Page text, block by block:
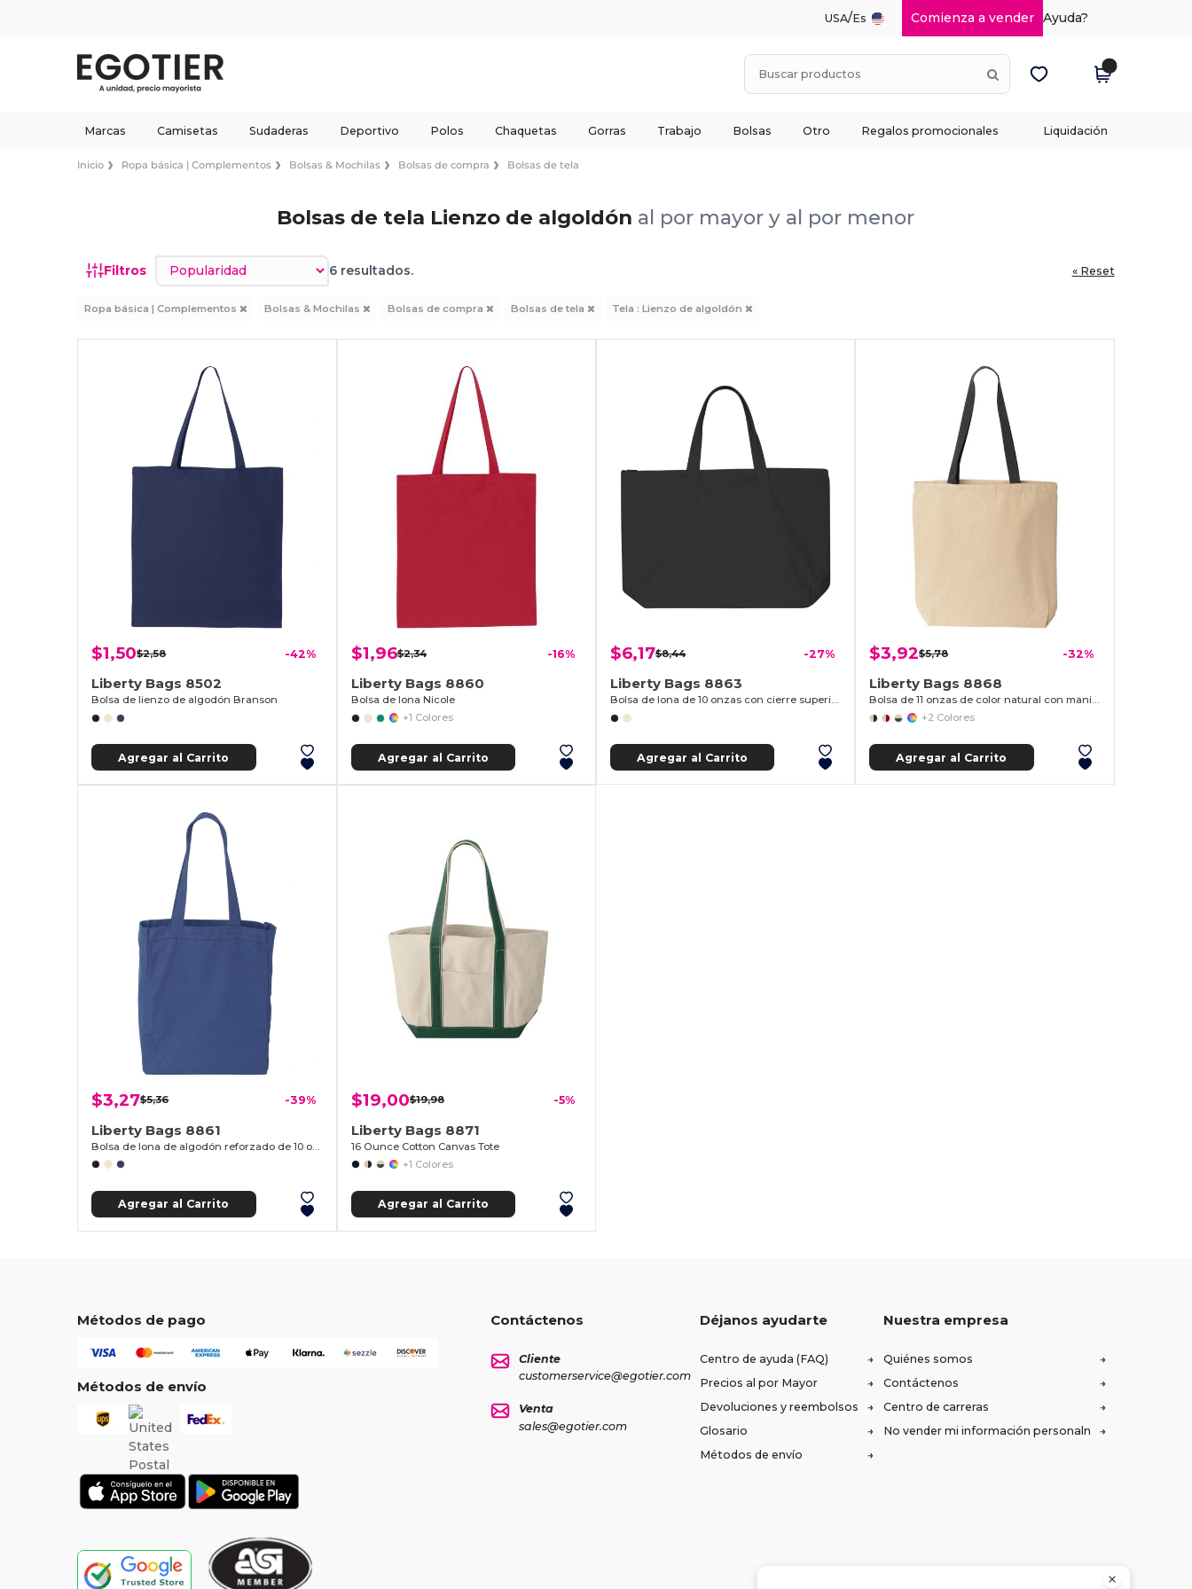
USA/Es Comienza a vender Ayuda?
Marcas Camisetas Sudaderas Deportivo Polos Chaquetas Gorras Trabajo Bolsas Otro Regalos promocionales Liquidación
Inicio Ropa básica | Complementos Bolsas & Mochilas Bolsas de compra Bolsas de tela
Bolsas de tela Lienzo de algoldón al por mayor y al por menor
Filtros Ordenar por 6 resultados. « Reset
Ropa básica | Complementos Bolsas & Mochilas Bolsas de compra Bolsas de tela Tela : Lienzo de algoldón
$1,50$2,58 -42%
Liberty Bags 8502
Bolsa de lienzo de algodón Branson
Agregar al Carrito
$1,96$2,34 -16%
Liberty Bags 8860
Bolsa de lona Nicole
+1 Colores
Agregar al Carrito
$6,17$8,44 -27%
Liberty Bags 8863
Bolsa de lona de 10 onzas con cierre superior
Agregar al Carrito
$3,92$5,78 -32%
Liberty Bags 8868
Bolsa de 11 onzas de color natural con manijas contrastantes
+2 Colores
Agregar al Carrito
$3,27$5,36 -39%
Liberty Bags 8861
Agregar al Carrito
$19,00$19,98 -5%
Liberty Bags 8871
16 Ounce Cotton Canvas Tote
+1 Colores
Agregar al Carrito
Métodos de pago
Métodos de envío
Contáctenos
Cliente
customerservice@egotier.com
Venta
sales@egotier.com
Déjanos ayudarte
Centro de ayuda (FAQ)
Precios al por Mayor
Devoluciones y reembolsos
Glosario
Métodos de envío
Nuestra empresa
Quiénes somos
Contáctenos
Centro de carreras
No vender mi información personaln